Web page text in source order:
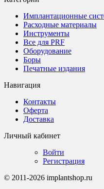
Имплантационные
Расходные материалы
Инструменты
Все для PRF
Оборудование
Боры
Печатные издания
Навигация
Контакты
Оферта
Доставка
Личный кабинет
Войти
Регистрация
© 2011-2026 implantshop.ru